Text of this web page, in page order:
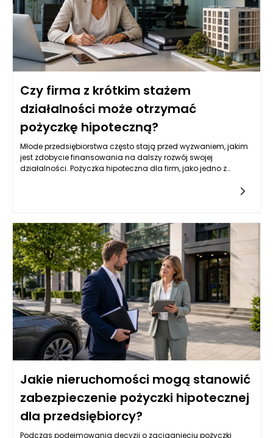
Czy firma z krótkim stażem
działalności może otrzymać
pożyczkę hipoteczną?
Młode przedsiębiorstwa często stają przed wyzwaniem, jakim
jest zdobycie finansowania na dalszy rozwój swojej
działalności. Pożyczka hipoteczna dla firm, jako jedno z
powinni zatem zrozumieć, jakie czynniki wpływają na decyzję
banków i instytucji pożyczkowych w kontekście udzielania
pożyczek hipotecznych.
Jakie nieruchomości mogą stanowić
zabezpieczenie pożyczki hipotecznej
dla przedsiębiorcy?
Podczas podejmowania decyzji o zaciągnięciu pożyczki